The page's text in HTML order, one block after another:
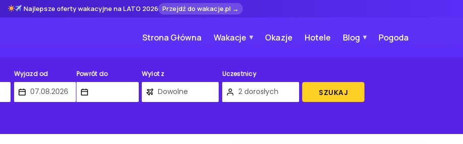
Najlepsze oferty wakacyjne na LATO 2026 Przejdź do wakacje.pl →
Strona Główna Wakacje Okazje Hotele Blog Pogoda
Wyjazd od Powrót do Wylot z Uczestnicy
SZUKAJ